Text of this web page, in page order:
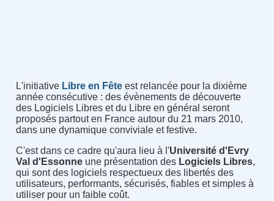
L'initiative Libre en Fêteest relancée pour la dixième
année consécutive : des évènements de découverte
des Logiciels Libres et du Libre en général seront
proposés partout en France autour du 21 mars 2010,
dans une dynamique conviviale et festive.
C'est dans ce cadre qu'aura lieu à l'Université d'Evry
Val d'Essonneune présentation des Logiciels Libres,
qui sont des logiciels respectueux des libertés des
utilisateurs, performants, sécurisés, fiables et simples à
utiliser pour un faible coût.